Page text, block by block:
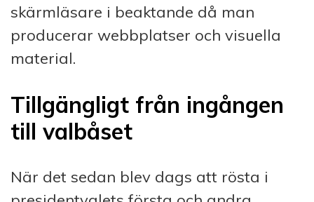
skärmläsare i beaktande då man
producerar webbplatser och visuella
material.
Tillgängligt från ingången
till valbåset
När det sedan blev dags att rösta i